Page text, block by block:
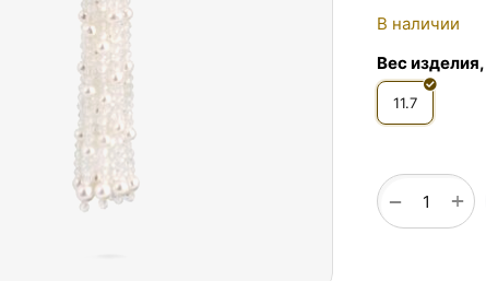
В наличии
Вес изделия,
11.7
+
−